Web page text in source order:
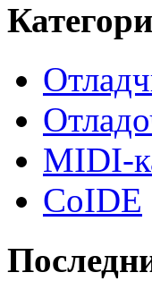
MIDI-
CoIDE